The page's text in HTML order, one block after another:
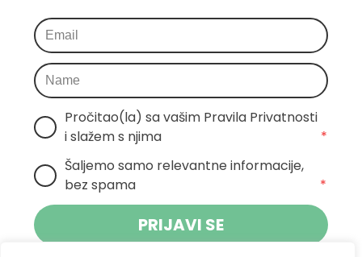
Pročitao(la) sa vašim Pravila Privatnosti
i slažem s njima
*
Šaljemo samo relevantne informacije,
bez spama
*
PRIJAVI SE